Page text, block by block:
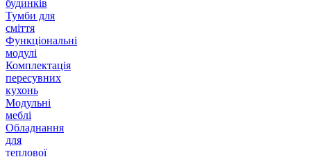
будинків
Тумби для
сміття
Функціональні
модулі
Комплектація
пересувних
кухонь
Модульні
меблі
Обладнання
для
теплової